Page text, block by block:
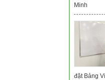
Minh
đặt Bảng